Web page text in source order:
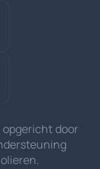
door